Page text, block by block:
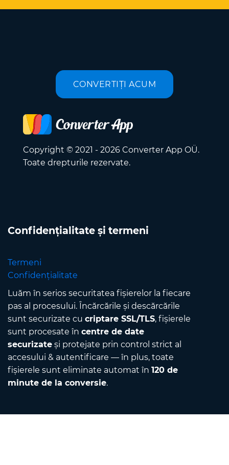
CONVERTIȚI ACUM
Copyright © 2021 - 2026 Converter App OÜ.
Toate drepturile rezervate.
Confidențialitate și termeni
Termeni
Confidențialitate
Luăm în serios securitatea fișierelor la fiecare
pas al procesului. Încărcările și descărcările
sunt securizate cu criptare SSL/TLS, fișierele
sunt procesate în centre de date
securizate și protejate prin control strict al
accesului & autentificare — în plus, toate
fișierele sunt eliminate automat în 120 de
minute de la conversie.